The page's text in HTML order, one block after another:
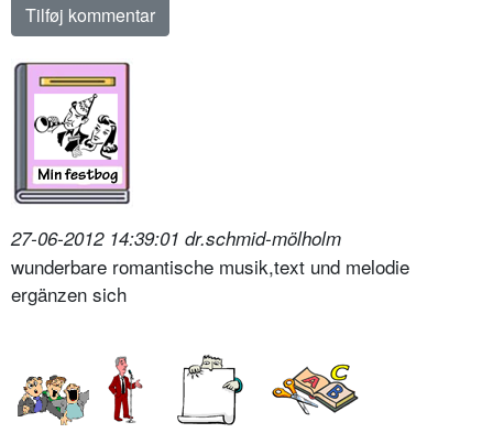
27-06-2012 14:39:01 dr.schmid-mölholm
wunderbare romantische musik,text und melodie
ergänzen sich